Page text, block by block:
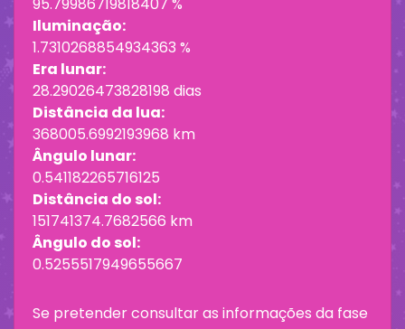
95.79986719818407 %
Iluminação:
1.7310268854934363 %
Era lunar:
28.29026473828198 dias
Distância da lua:
368005.6992193968 km
Ângulo lunar:
0.541182265716125
Distância do sol:
151741374.7682566 km
Ângulo do sol:
0.5255517949655667
Se pretender consultar as informações da fase